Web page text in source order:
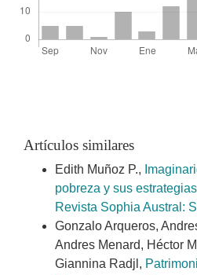
Artículos similares
Edith Muñoz P.,
pobreza y sus
Revista Sophia Austral:
Gonzalo Arqueros,
Andres Menard, Héctor
Giannina Radjl,